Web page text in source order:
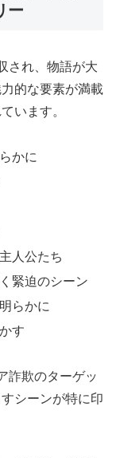
ー
され、物語が大
的な要素が満載
います。
かに
人公たち
緊迫のシーン
らかに
す
詐欺のターゲッ
シーンが特に印